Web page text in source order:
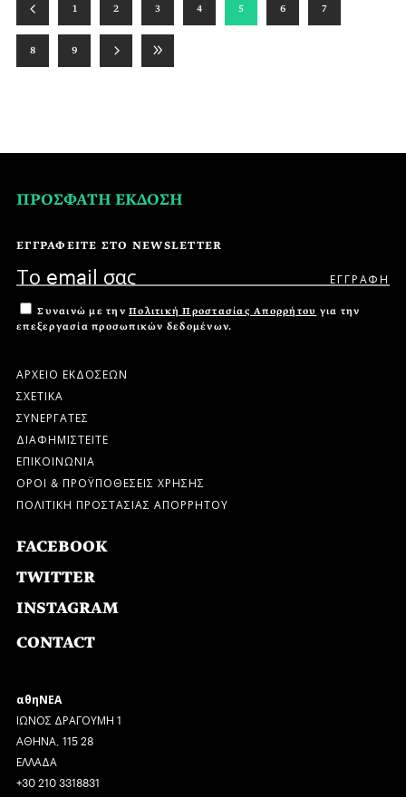
1 2 3 4 5 6 7
8 9
ΠΡΟΣΦΑΤΗ ΕΚΔΟΣΗ
ΕΓΓΡΑΦΕΙΤΕ ΣΤΟ NEWSLETTER
Συναινώ με την Πολιτική Προστασίας Απορρήτου για την
επεξεργασία προσωπικών δεδομένων.
ΑΡΧΕΙΟ ΕΚΔΟΣΕΩΝ
ΣΧΕΤΙΚΑ
ΣΥΝΕΡΓΑΤΕΣ
ΔΙΑΦΗΜΙΣΤΕΙΤΕ
ΕΠΙΚΟΙΝΩΝΙΑ
ΟΡΟΙ & ΠΡΟΫΠΟΘΕΣΕΙΣ ΧΡΗΣΗΣ
ΠΟΛΙΤΙΚΗ ΠΡΟΣΤΑΣΙΑΣ ΑΠΟΡΡΗΤΟΥ
FACEBOOK
TWITTER
INSTAGRAM
CONTACT
αθηΝΕΑ
ΙΩΝΟΣ ΔΡΑΓΟΥΜΗ 1
ΑΘΗΝΑ, 115 28
ΕΛΛΑΔΑ
+30 210 3318831